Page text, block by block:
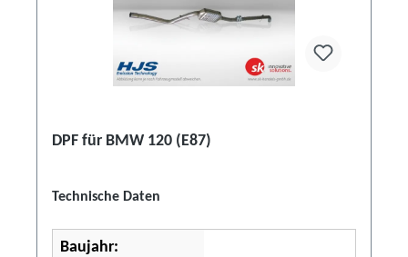
DPF für BMW 120 (E87)
Technische Daten
Baujahr: